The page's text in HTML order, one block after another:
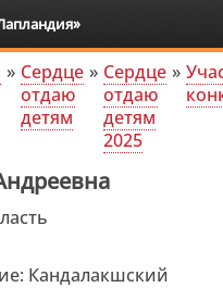
» Сердце
отдаю
детям
» Сердце
отдаю
детям
2025
»
Кандалакшский